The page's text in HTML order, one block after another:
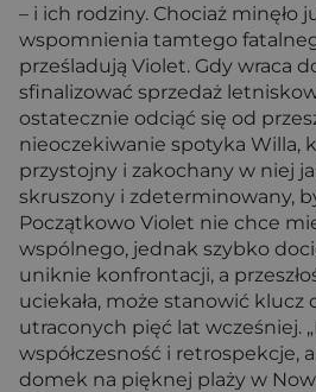
– i ich rodziny. Chociaż minęło
wspomnienia tamtego
prześladują Violet. Gdy wraca
sfinalizować sprzedaż
ostatecznie odciąć się od
nieoczekiwanie spotyka Willa,
przystojny i zakochany w niej
skruszony i zdeterminowany,
Początkowo Violet nie chce
wspólnego, jednak szybko
uniknie konfrontacji, a
uciekała, może stanowić klucz
utraconych pięć lat wcześniej.
współczesność i retrospekcje,
domek na pięknej plaży w